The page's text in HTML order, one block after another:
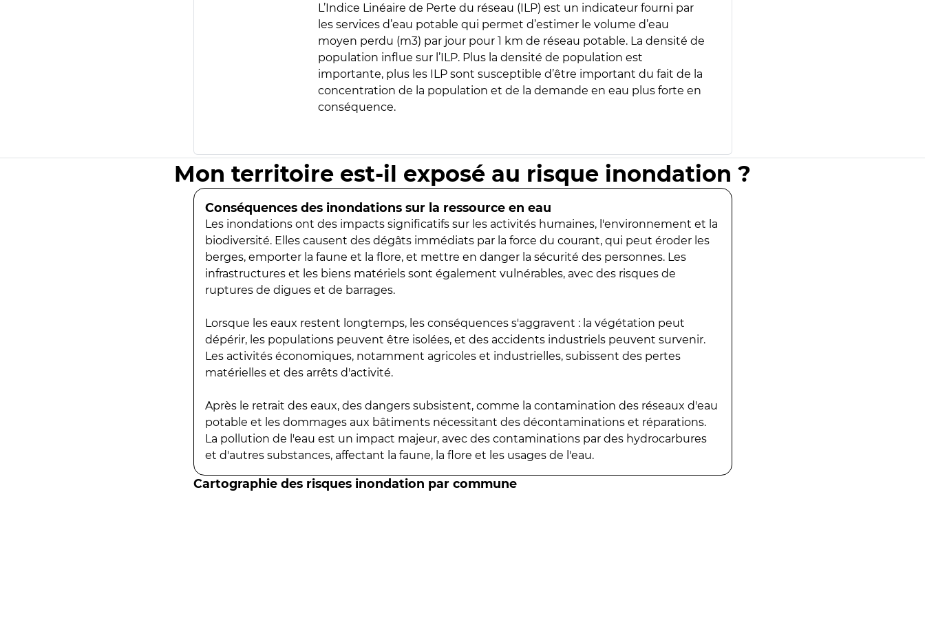
L’Indice Linéaire de Perte du réseau (ILP) est un indicateur fourni par
les services d’eau potable qui permet d’estimer le volume d’eau
moyen perdu (m3) par jour pour 1 km de réseau potable. La densité de
population influe sur l’ILP. Plus la densité de population est
importante, plus les ILP sont susceptible d’être important du fait de la
concentration de la population et de la demande en eau plus forte en
conséquence.
Mon territoire est-il exposé au risque inondation ?
Conséquences des inondations sur la ressource en eau
Les inondations ont des impacts significatifs sur les activités humaines, l'environnement et la
biodiversité. Elles causent des dégâts immédiats par la force du courant, qui peut éroder les
berges, emporter la faune et la flore, et mettre en danger la sécurité des personnes. Les
infrastructures et les biens matériels sont également vulnérables, avec des risques de
ruptures de digues et de barrages.
Lorsque les eaux restent longtemps, les conséquences s'aggravent : la végétation peut
dépérir, les populations peuvent être isolées, et des accidents industriels peuvent survenir.
Les activités économiques, notamment agricoles et industrielles, subissent des pertes
matérielles et des arrêts d'activité.
Après le retrait des eaux, des dangers subsistent, comme la contamination des réseaux d'eau
potable et les dommages aux bâtiments nécessitant des décontaminations et réparations.
La pollution de l'eau est un impact majeur, avec des contaminations par des hydrocarbures
et d'autres substances, affectant la faune, la flore et les usages de l'eau.
Cartographie des risques inondation par commune